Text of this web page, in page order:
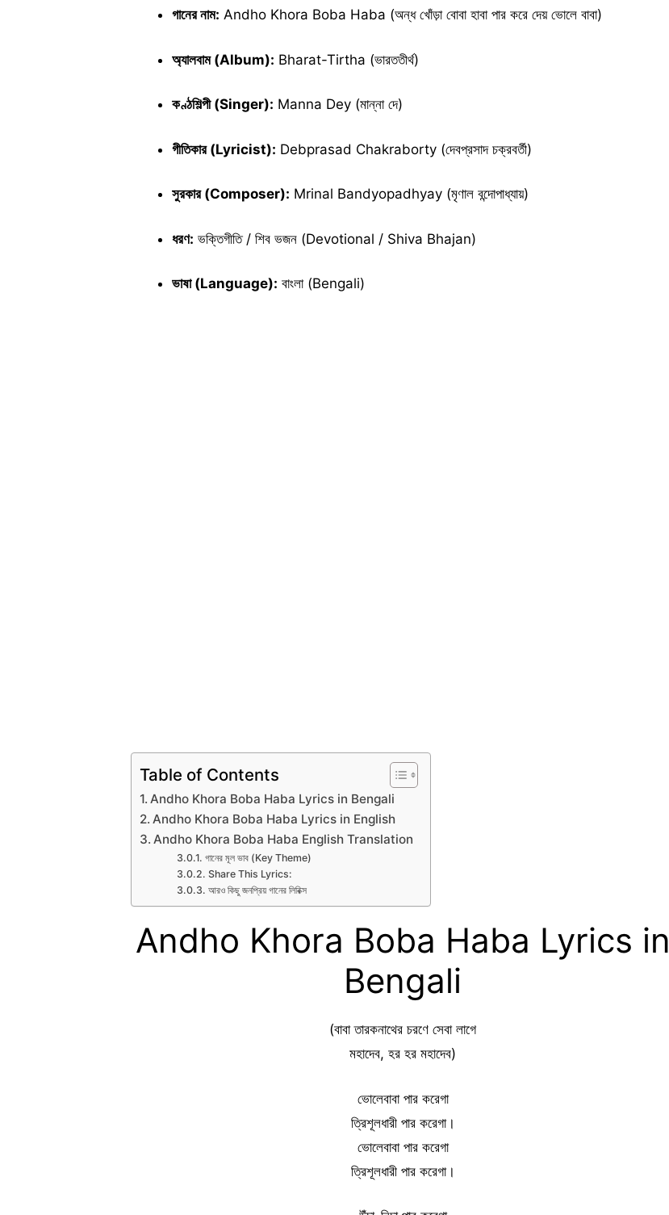
গানের নাম: Andho Khora Boba Haba (অন্ধ খোঁড়া বোবা হাবা পার করে দেয় ভোলে বাবা)
অ্যালবাম (Album): Bharat-Tirtha (ভারততীর্থ)
কণ্ঠশিল্পী (Singer): Manna Dey (মান্না দে)
গীতিকার (Lyricist): Debprasad Chakraborty (দেবপ্রসাদ চক্রবর্তী)
সুরকার (Composer): Mrinal Bandyopadhyay (মৃণাল বন্দোপাধ্যায়)
ধরণ: ভক্তিগীতি / শিব ভজন (Devotional / Shiva Bhajan)
ভাষা (Language): বাংলা (Bengali)
Table of Contents
Andho Khora Boba Haba Lyrics in Bengali
Andho Khora Boba Haba Lyrics in English
Andho Khora Boba Haba English Translation
গানের মূল ভাব (Key Theme)
Share This Lyrics:
আরও কিছু জনপ্রিয় গানের লিরিক্স
Andho Khora Boba Haba Lyrics in
Bengali
(বাবা তারকনাথের চরণে সেবা লাগে
মহাদেব, হর হর মহাদেব)
ভোলেবাবা পার করেগা
ত্রিশূলধারী পার করেগা।
ভোলেবাবা পার করেগা
ত্রিশূলধারী পার করেগা।